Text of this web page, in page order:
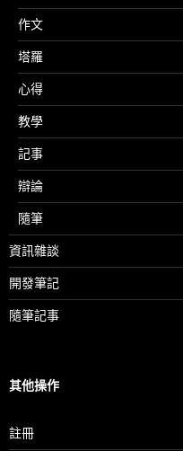
作文
塔羅
心得
教學
記事
辯論
隨筆
資訊雜談
開發筆記
隨筆記事
其他操作
註冊